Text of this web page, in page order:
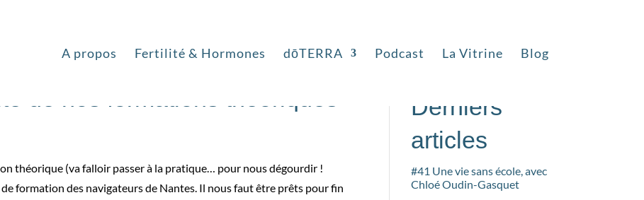
A propos Fertilité & Hormones dōTERRA Podcast La Vitrine Blog
théorique (va falloir passer à la pratique… pour nous dégourdir !
formation des navigateurs de Nantes. Il nous faut être prêts pour fin
Rechercher
Derniers
articles
#41 Une vie sans école, avec
Chloé Oudin-Gasquet